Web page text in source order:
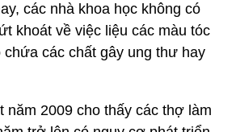
các nhà khoa học không có
khoát về việc liệu các màu tóc
chứa các chất gây ung thư hay
năm 2009 cho thấy các thợ làm